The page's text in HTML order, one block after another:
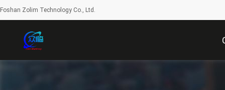
Foshan Zolim Technology Co., Ltd.